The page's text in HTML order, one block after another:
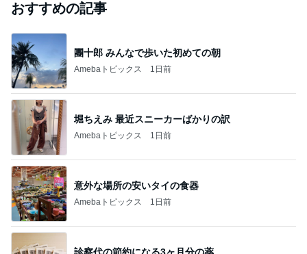
おすすめの記事
團十郎 みんなで歩いた初めての朝
Amebaトピックス 1日前
堀ちえみ 最近スニーカーばかりの訳
Amebaトピックス 1日前
意外な場所の安いタイの食器
Amebaトピックス 1日前
診察代の節約になる3ヶ月分の薬